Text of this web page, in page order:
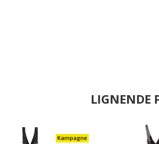
LIGNENDE
Kampagne